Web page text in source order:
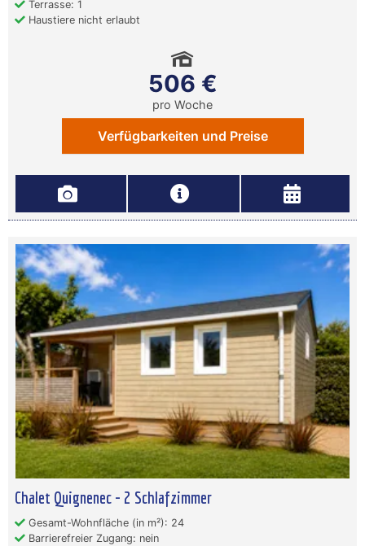
Terrasse: 1
Haustiere nicht erlaubt
506 €
pro Woche
Verfügbarkeiten und Preise
Chalet Quignenec - 2 Schlafzimmer
Gesamt-Wohnfläche (in m²): 24
Barrierefreier Zugang: nein